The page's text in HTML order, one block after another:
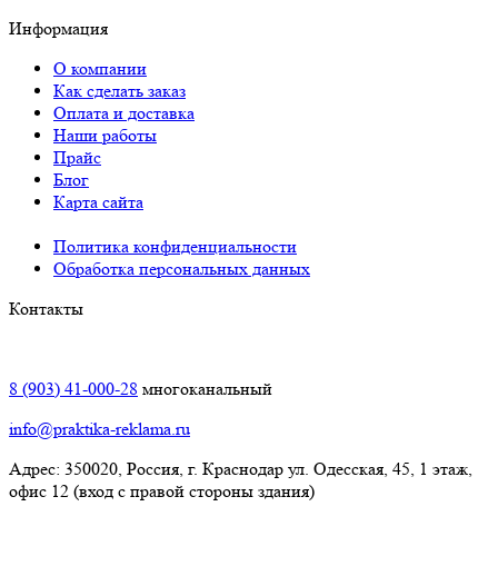
Информация
О компании
Как сделать заказ
Оплата и доставка
Наши работы
Прайс
Блог
Карта сайта
Политика конфиденциальности
Обработка персональных данных
Контакты
8 (903) 41-000-28 многоканальный
info@praktika-reklama.ru
Адрес: 350020, Россия, г. Краснодар ул. Одесская, 45, 1 этаж,
офис 12 (вход с правой стороны здания)